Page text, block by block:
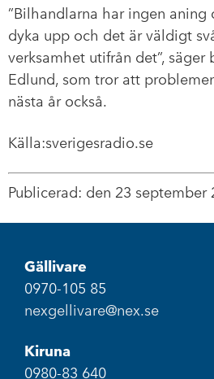
”Bilhandlarna har ingen aning
dyka upp och det är väldigt
verksamhet utifrån det”,
Edlund, som tror att
nästa år också.
Källa:sverigesradio.se
Publicerad: den 23 september
Gällivare
0970-105 85
nexgellivare@nex.se
Kiruna
0980-83 640